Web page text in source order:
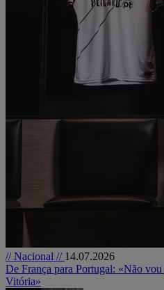
// Nacional // 14.07.2026
De França para Portugal: «Não
Vitória»